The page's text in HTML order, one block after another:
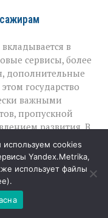
в
сервисы, более
дополнительные
государство
важными
пропускной
развития. В
комфортную
авиаузла.
что подобная
cookies
Yandex.Metrika,
использует файлы
).